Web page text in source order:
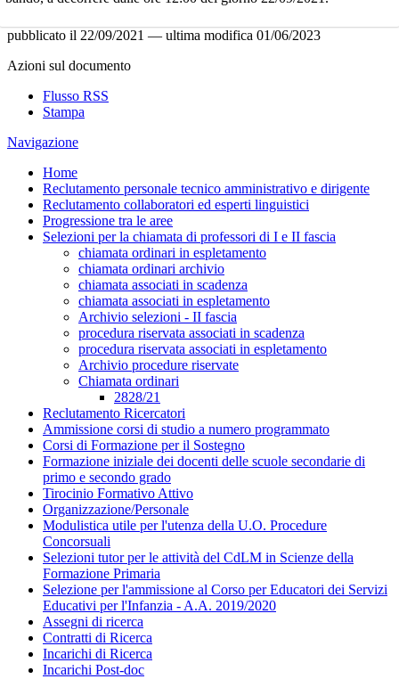
pubblicato il 22/09/2021 — ultima modifica 01/06/2023
Azioni sul documento
Flusso RSS
Stampa
Navigazione
Home
Reclutamento personale tecnico amministrativo e dirigente
Reclutamento collaboratori ed esperti linguistici
Progressione tra le aree
Selezioni per la chiamata di professori di I e II fascia
chiamata ordinari in espletamento
chiamata ordinari archivio
chiamata associati in scadenza
chiamata associati in espletamento
Archivio selezioni - II fascia
procedura riservata associati in scadenza
procedura riservata associati in espletamento
Archivio procedure riservate
Chiamata ordinari
2828/21
Reclutamento Ricercatori
Ammissione corsi di studio a numero programmato
Corsi di Formazione per il Sostegno
Formazione iniziale dei docenti delle scuole secondarie di
primo e secondo grado
Tirocinio Formativo Attivo
Organizzazione/Personale
Modulistica utile per l'utenza della U.O. Procedure
Concorsuali
Selezioni tutor per le attività del CdLM in Scienze della
Formazione Primaria
Selezione per l'ammissione al Corso per Educatori dei Servizi
Educativi per l'Infanzia - A.A. 2019/2020
Assegni di ricerca
Contratti di Ricerca
Incarichi di Ricerca
Incarichi Post-doc